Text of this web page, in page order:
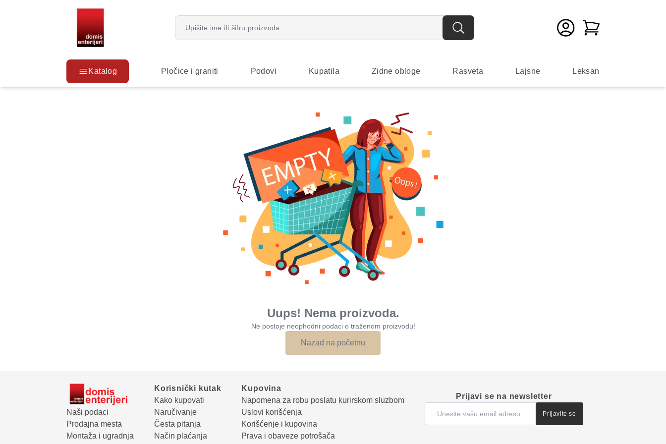
Katalog Pločice i graniti Podovi Kupatila Zidne obloge Rasveta Lajsne Leksan
Uups! Nema proizvoda.
Ne postoje neophodni podaci o traženom proizvodu!
Nazad na početnu
Naši podaci
Prodajna mesta
Montaža i ugradnja
Korisnički kutak
Kako kupovati
Naručivanje
Česta pitanja
Način plaćanja
Kupovina
Napomena za robu poslatu kurirskom sluzbom
Uslovi korišćenja
Korišćenje i kupovina
Prava i obaveze potrošača
Prijavi se na newsletter
Prijavite se